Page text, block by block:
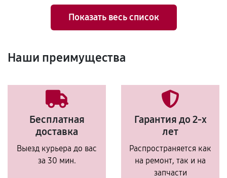
Показать весь список
Наши преимущества
Бесплатная
доставка
Выезд курьера до вас
за 30 мин.
Гарантия до 2-х
лет
Распространяется как
на ремонт, так и на
запчасти